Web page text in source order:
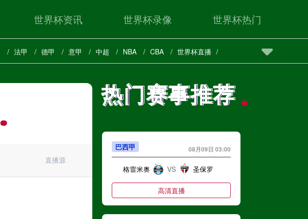
世界杯资讯 世界杯录像 世界杯热门
法甲 德甲 意甲 中超 NBA CBA 世界杯直播
直播源
热门赛事推荐
热门赛事推荐
巴西甲 08月09日 03:00
格雷米奥 VS 圣保罗
高清直播